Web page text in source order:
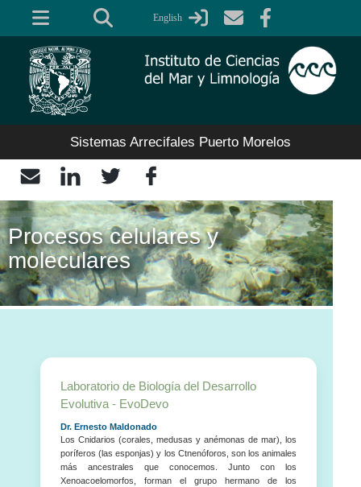
English
Sistemas Arrecifales Puerto Morelos
Procesos celulares y
moleculares
Laboratorio de Biología del Desarrollo
Evolutiva - EvoDevo
Dr. Ernesto Maldonado
Los Cnidarios (corales, medusas y anémonas de mar), los
poríferos (las esponjas) y los Ctnenóforos, son los animales
más ancestrales que conocemos. Junto con los
Xenoacoelomorfos, forman el grupo hermano de los